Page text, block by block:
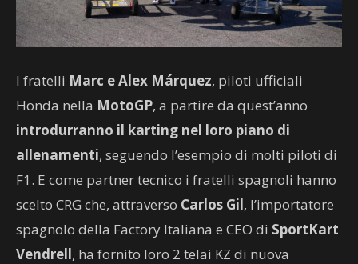
I fratelli Marc e Alex Márquez, piloti ufficiali
Honda nella MotoGP, a partire da quest’anno
introdurranno il karting nel loro piano di
allenamenti, seguendo l’esempio di molti piloti di
F1. E come partner tecnico i fratelli spagnoli hanno
scelto CRG che, attraverso Carlos Gil, l’importatore
spagnolo della Factory Italiana e CEO di SportKart
Vendrell, ha fornito loro 2 telai KZ di nuova